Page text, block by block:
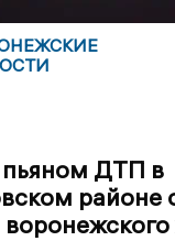
ДТП в
районе